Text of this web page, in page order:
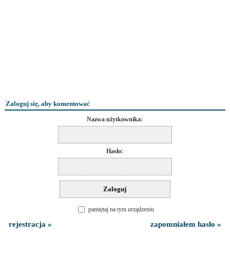
Zaloguj się, aby komentować
Nazwa użytkownika:
Hasło:
pamiętaj na tym urządzeniu
rejestracja » zapomniałem hasło »